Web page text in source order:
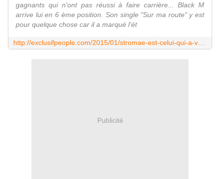
gagnants qui n'ont pas réussi à faire carrière... Black M
arrive lui en 6 ème position. Son single "Sur ma route" y est
pour quelque chose car il a marqué l'ét
Publicité